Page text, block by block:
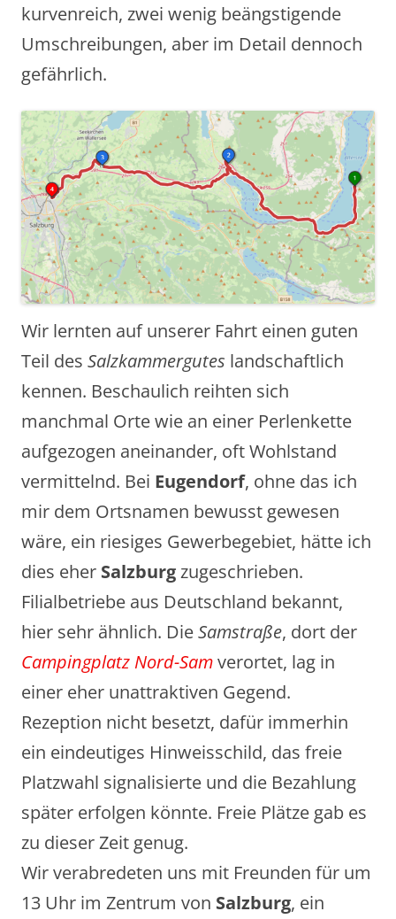
kurvenreich, zwei wenig beängstigende
Umschreibungen, aber im Detail dennoch
gefährlich.
Wir lernten auf unserer Fahrt einen guten
Teil des Salzkammergutes landschaftlich
kennen. Beschaulich reihten sich
manchmal Orte wie an einer Perlenkette
aufgezogen aneinander, oft Wohlstand
vermittelnd. Bei Eugendorf, ohne das ich
mir dem Ortsnamen bewusst gewesen
wäre, ein riesiges Gewerbegebiet, hätte ich
dies eher Salzburgzugeschrieben.
Filialbetriebe aus Deutschland bekannt,
hier sehr ähnlich. DieSamstraße, dort der
Campingplatz Nord-Samverortet, lag in
einer eher unattraktiven Gegend.
Rezeption nicht besetzt, dafür immerhin
ein eindeutiges Hinweisschild, das freie
Platzwahl signalisierte und die Bezahlung
später erfolgen könnte. Freie Plätze gab es
zu dieser Zeit genug.
Wir verabredeten uns mit Freunden für um
13 Uhr im Zentrum von Salzburg, ein